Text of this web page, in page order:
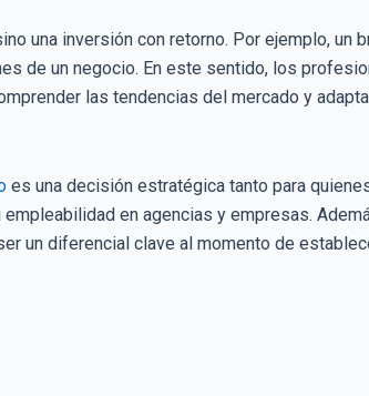
una inversión con retorno. Por ejemplo, un
de un negocio. En este sentido, los
las tendencias del mercado y
es una decisión estratégica tanto para
en agencias y empresas.
un diferencial clave al momento de